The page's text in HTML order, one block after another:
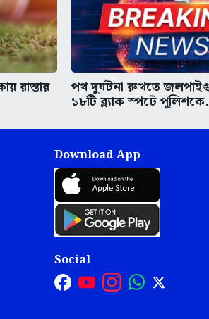
রাস্তার পথ দুর্ঘটনা রুখতে
১৮টি ব্ল্যাক স্পটে
Download App
Social